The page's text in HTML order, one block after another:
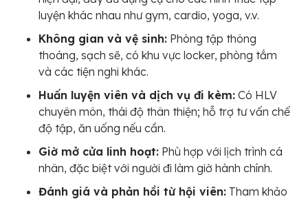
luyện khác nhau như gym, cardio, yoga, v.v.
Không gian và vệ sinh: Phòng tập thông
thoáng, sạch sẽ, có khu vực locker, phòng tắm
và các tiện nghi khác.
Huấn luyện viên và dịch vụ đi kèm: Có HLV
chuyên môn, thái độ thân thiện; hỗ trợ tư vấn chế
độ tập, ăn uống nếu cần.
Giờ mở cửa linh hoạt: Phù hợp với lịch trình cá
nhân, đặc biệt với người đi làm giờ hành chính.
Đánh giá và phản hồi từ hội viên: Tham khảo